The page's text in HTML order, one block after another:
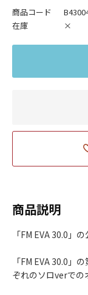
商品コード
在庫
×
商品説明
「FM EVA 30.0」
「FM EVA 30.0」
ぞれのソロverでの